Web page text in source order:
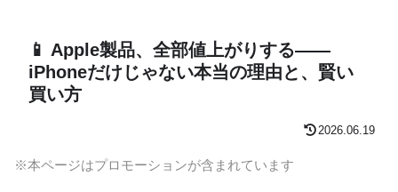
📱 Apple製品、全部値上がりする——
iPhoneだけじゃない本当の理由と、賢い
買い方
2026.06.19
※本ページはプロモーションが含まれています